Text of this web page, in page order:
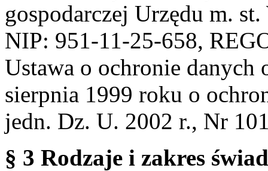
gospodarczej Urzędu m.
NIP: 951-11-25-658,
Ustawa o ochronie danych
sierpnia 1999 roku o
jedn. Dz. U. 2002 r., Nr
§ 3 Rodzaje i zakres